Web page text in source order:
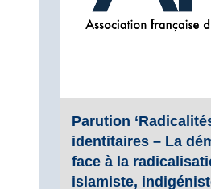
Parution
identitaires – La
face à la
islamiste,